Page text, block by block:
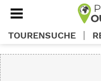
TOURENSUCHE